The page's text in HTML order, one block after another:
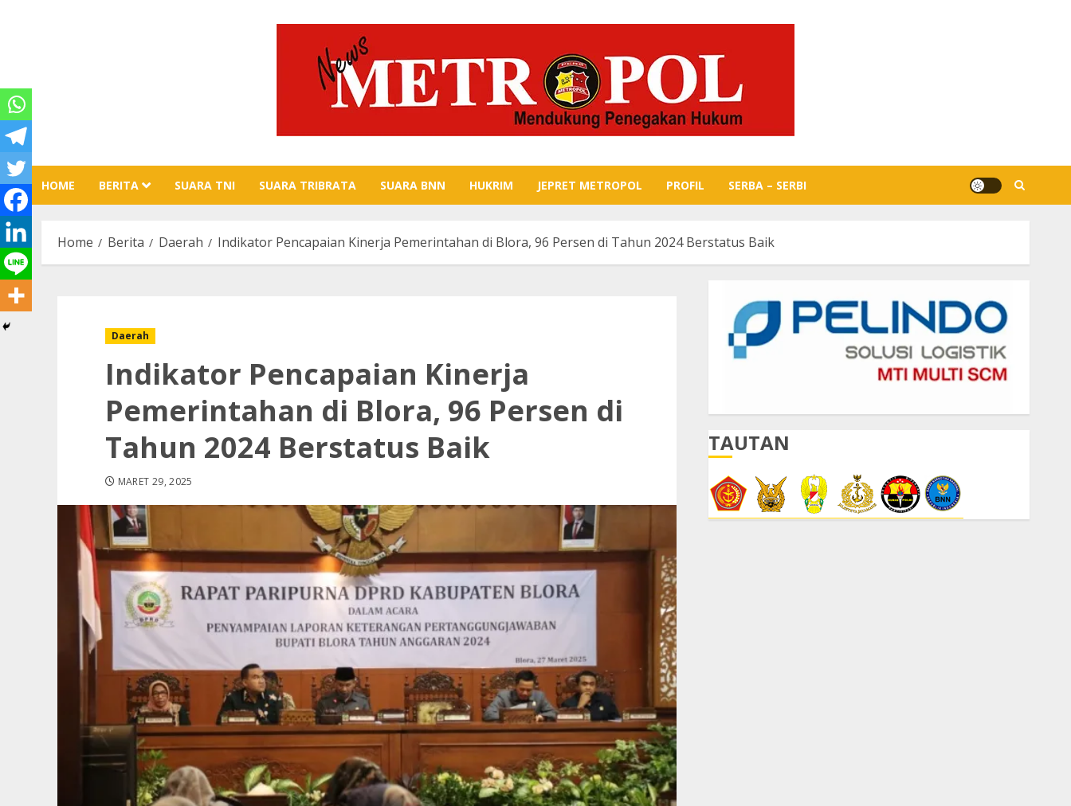
HOME BERITA SUARA TNI SUARA TRIBRATA SUARA BNN HUKRIM JEPRET METROPOL PROFIL SERBA – SERBI
Home Berita Daerah Indikator Pencapaian Kinerja Pemerintahan di Blora, 96 Persen di Tahun 2024 Berstatus Baik
Daerah
Indikator Pencapaian Kinerja
Pemerintahan di Blora, 96 Persen di
Tahun 2024 Berstatus Baik
MARET 29, 2025
TAUTAN